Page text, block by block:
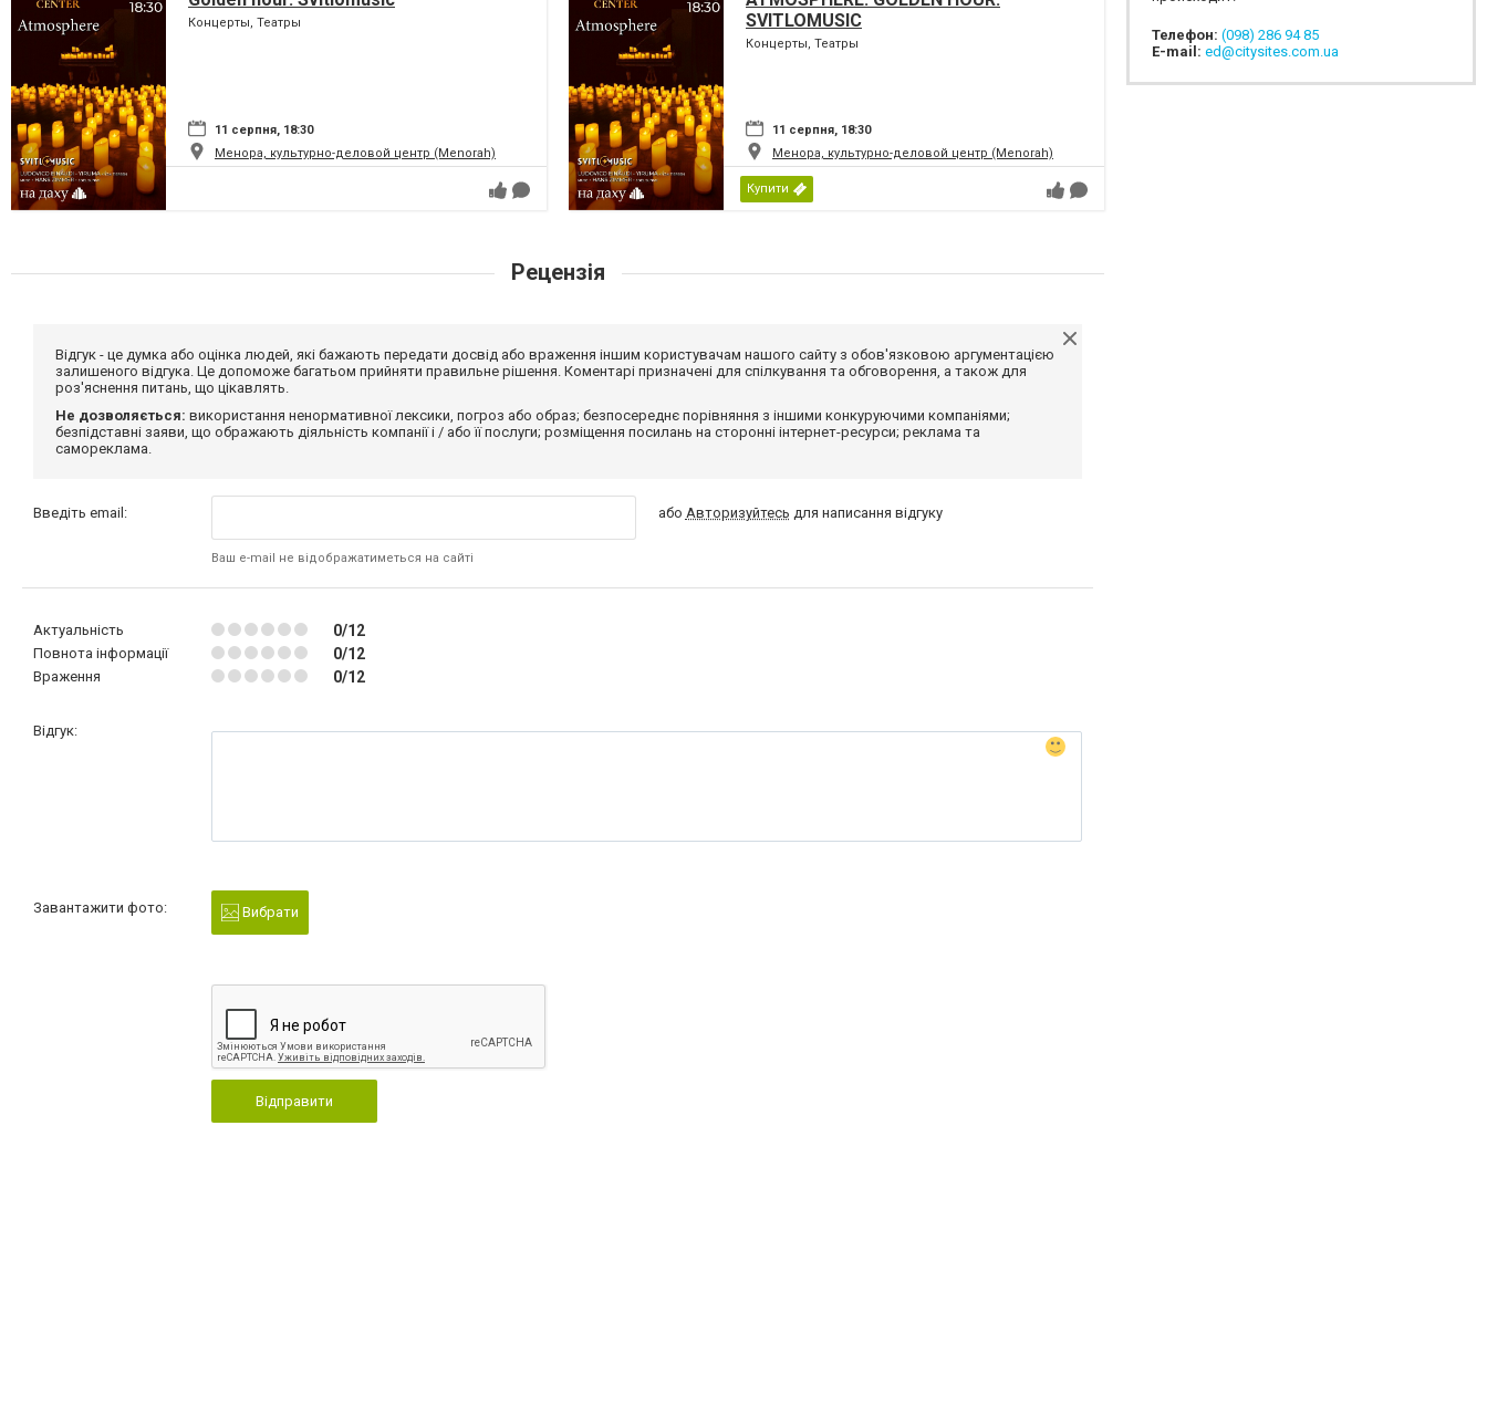
Концерты, Театры
11 серпня, 18:30
Менора, культурно-деловой центр (Menorah)
SVITLOMUSIC
Концерты, Театры
11 серпня, 18:30
Менора, культурно-деловой центр (Menorah)
Купити
Рецензія
Відгук - це думка або оцінка людей, які бажають передати досвід або враження іншим користувачам нашого сайту з обов'язковою аргументацією
залишеного відгука. Це допоможе багатьом прийняти правильне рішення. Коментарі призначені для спілкування та обговорення, а також для
роз'яснення питань, що цікавлять.
Не дозволяється: використання ненормативної лексики, погроз або образ; безпосереднє порівняння з іншими конкуруючими компаніями;
безпідставні заяви, що ображають діяльність компанії і / або її послуги; розміщення посилань на сторонні інтернет-ресурси; реклама та
самореклама.
Введіть email:
Ваш e-mail не відображатиметься на сайті
або Авторизуйтесь для написання відгуку
Актуальність 0/12
Повнота інформації 0/12
Враження 0/12
Відгук:
Завантажити фото: Вибрати
Відправити
Телефон: (098) 286 94 85
E-mail: ed@citysites.com.ua